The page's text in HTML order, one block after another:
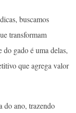
buscamos
transformam
gado é uma delas,
que agrega valor
do ano, trazendo